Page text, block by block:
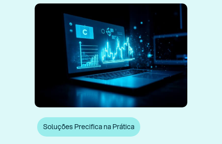
Em um estudo realizado [...]
Soluções Precifica na Prática